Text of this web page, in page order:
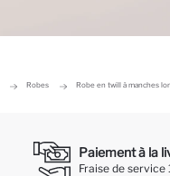
Robes Robe en twill à manches
Paiement à la
Fraise de service